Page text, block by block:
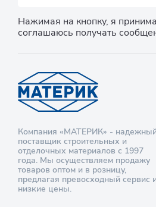
Нажимая на кнопку, я
соглашаюсь получать
Компания «МАТЕРИК» -
поставщик строительных и
отделочных материалов с 1997
года. Мы осуществляем продажу
товаров оптом и в розницу,
предлагая превосходный сервис
низкие цены.